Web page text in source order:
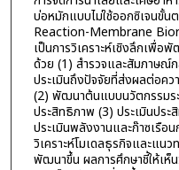
บ่อหมักแบบไม่ใช้ออกซิเจนขั้
Reaction-Membrane
เป็นการวิเคราะห์เชิงลึกเพื่อ
ด้วย (1) สำรวจและสัมภาษณ์
ประเมินถึงปัจจัยที่ส่งผลต่อควา
(2) พัฒนาต้นแบบนวัตกรรมระ
ประสิทธิภาพ (3) ประเมินประ
ประเมินพลังงานและก๊าซเรือ
วิเคราะห์โมเดลธุรกิจและแน
พัฒนาขึ้น ผลการศึกษาชี้ให้เห็น